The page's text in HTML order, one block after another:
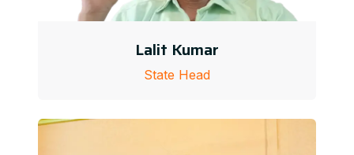
Lalit Kumar
State Head